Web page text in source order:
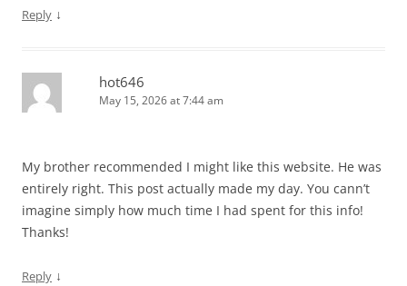
Reply ↓
hot646
May 15, 2026 at 7:44 am
My brother recommended I might like this website. He was
entirely right. This post actually made my day. You cann’t
imagine simply how much time I had spent for this info!
Thanks!
Reply ↓